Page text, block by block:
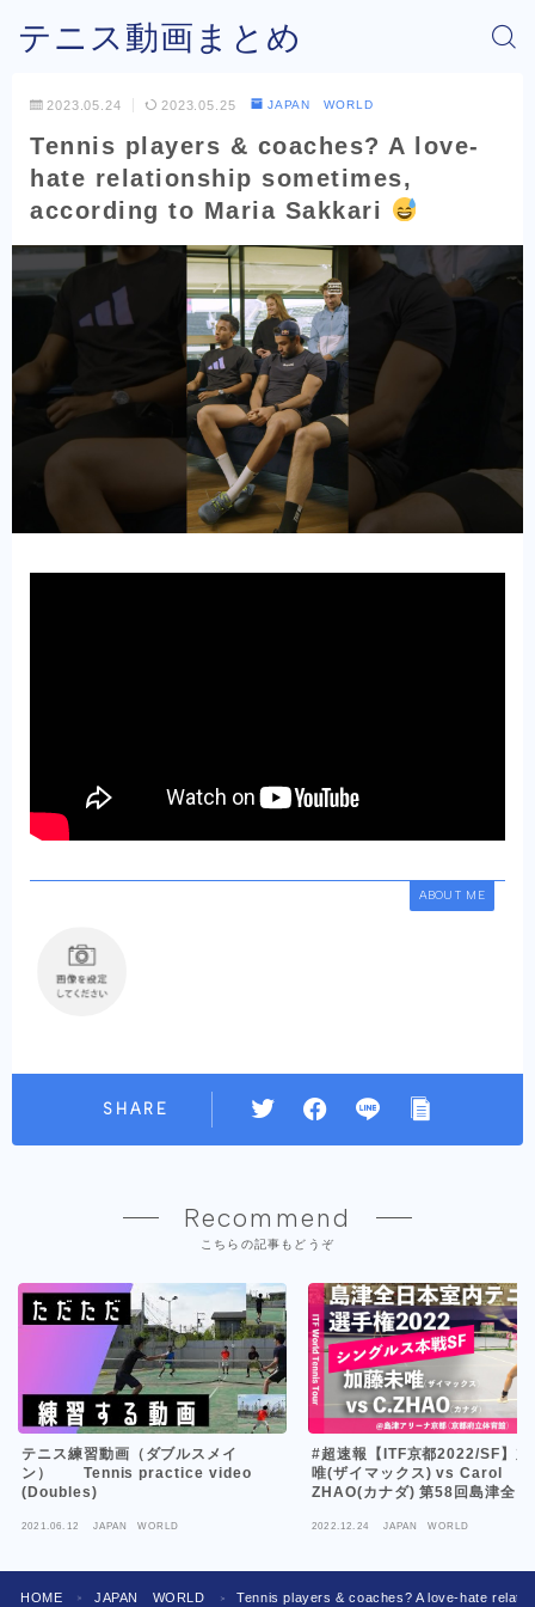
テニス動画まとめ
2023.05.24 2023.05.25 JAPAN WORLD
Tennis players & coaches? A love-
hate relationship sometimes,
according to Maria Sakkari
ABOUT ME
SHARE
Recommend
こちらの記事もどうぞ
テニス練習動画（ダブルスメイ
ン） Tennis practice video
(Doubles)
2021.06.12 JAPAN WORLD
#超速報【ITF京都2022/SF】加
唯(ザイマックス) vs Carol
ZHAO(カナダ) 第58回島津全日
グルス準決勝
2022.12.24 JAPAN WORLD
HOME ＞ JAPAN WORLD ＞ Tennis players & coaches? A love-hate